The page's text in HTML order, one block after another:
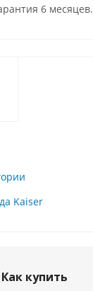
6 месяцев.
Kaiser
Как купить